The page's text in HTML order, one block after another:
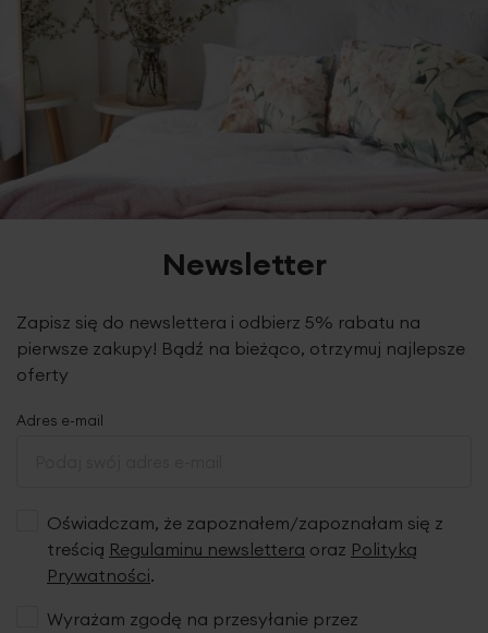
Newsletter
Zapisz się do newslettera i odbierz 5% rabatu na
pierwsze zakupy! Bądź na bieżąco, otrzymuj najlepsze
oferty
Adres e-mail
Oświadczam, że zapoznałem/zapoznałam się z
treścią Regulaminu newslettera oraz Polityką
Prywatności.
Wyrażam zgodę na przesyłanie przez